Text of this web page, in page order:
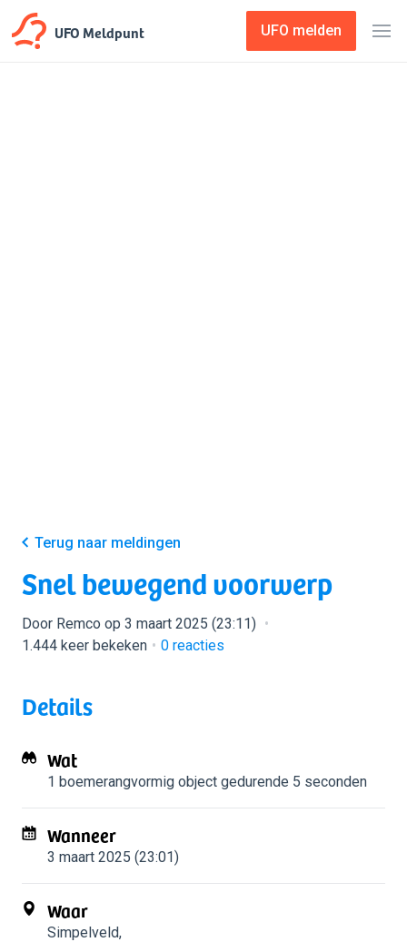
UFO Meldpunt UFO melden
Terug naar meldingen
Snel bewegend voorwerp
Door Remco op 3 maart 2025 (23:11)
1.444 keer bekeken
0 reacties
Details
Wat
1 boemerangvormig object gedurende 5 seconden
Wanneer
3 maart 2025 (23:01)
Waar
Simpelveld,